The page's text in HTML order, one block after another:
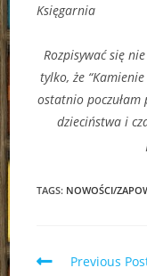
Księgarnia
Rozpisywać się
tylko, że
ostatnio
dzieciństwa i
TAGS: NOWOŚCI/
Read
Previous